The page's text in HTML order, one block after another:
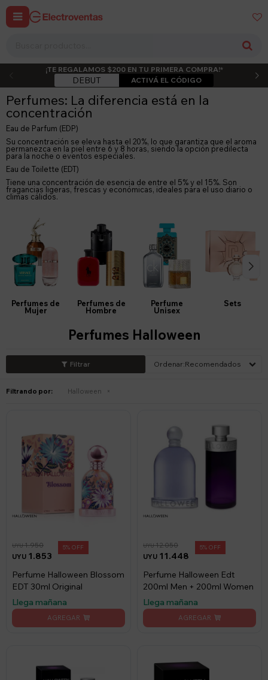
 
¡TE REGALAMOS $200 EN TU PRIMERA COMPRA!*
DEBUT ACTIVÁ EL CÓDIGO
Perfumes: La diferencia está en la
concentración
Eau de Parfum (EDP)
Su concentración se eleva hasta el 20%, lo que garantiza que el aroma
permanezca en la piel entre 6 y 8 horas, siendo la opción predilecta
para la noche o eventos especiales.
Eau de Toilette (EDT)
Tiene una concentración de esencia de entre el 5% y el 15%. Son
fragancias ligeras, frescas y económicas, ideales para el uso diario o
climas cálidos.
Perfumes de
Mujer
Perfumes de
Hombre
Perfume
Unisex
Sets
Perfumes Halloween
Recomendados
Filtrando por: Halloween
UYU 1.853
UYU1.950 5
Perfume Halloween Blossom
EDT 30ml Original
Llega mañana
UYU 11.448
UYU12.050 5
Perfume Halloween Edt
200ml Men + 200ml Women
Llega mañana